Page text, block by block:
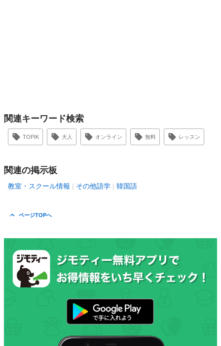
関連キーワード検索
TOPIK 大人 オンライン 無料 レッスン
関連の掲示板
教室・スクール情報 その他語学 韓国語
ページTOPへ